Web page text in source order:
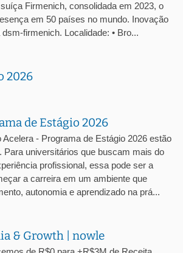
Firmenich, consolidada em 2023, o
em 50 países no mundo. Inovação
firmenich. Localidade: • Bro...
2026
de Estágio 2026
- Programa de Estágio 2026 estão
Para universitários que buscam mais do
profissional, essa pode ser a
a carreira em um ambiente que
autonomia e aprendizado na prá...
& Growth | nowle